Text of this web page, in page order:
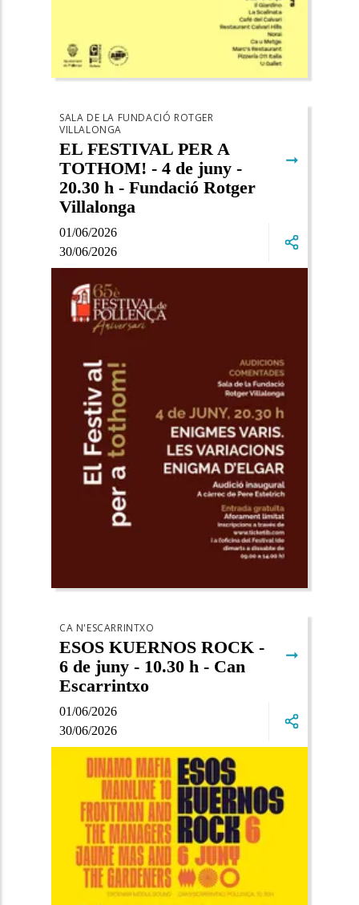
01/06/2026
30/06/2026
SALA DE LA FUNDACIÓ ROTGER
VILLALONGA
EL FESTIVAL PER A
TOTHOM! - 4 de juny -
20.30 h - Fundació Rotger
Villalonga
➞
01/06/2026
30/06/2026
CA N'ESCARRINTXO
ESOS KUERNOS ROCK -
6 de juny - 10.30 h - Can
Escarrintxo
➞